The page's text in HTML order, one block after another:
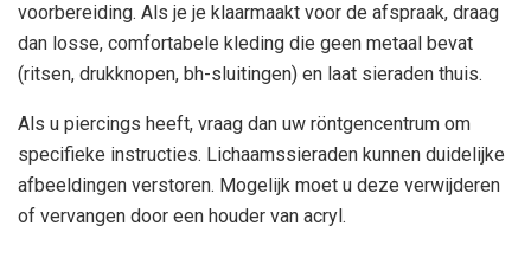
voorbereiding. Als je je klaarmaakt voor de afspraak, draag
dan losse, comfortabele kleding die geen metaal bevat
(ritsen, drukknopen, bh-sluitingen) en laat sieraden thuis.
Als u piercings heeft, vraag dan uw röntgencentrum om
specifieke instructies. Lichaamssieraden kunnen duidelijke
afbeeldingen verstoren. Mogelijk moet u deze verwijderen
of vervangen door een houder van acryl.